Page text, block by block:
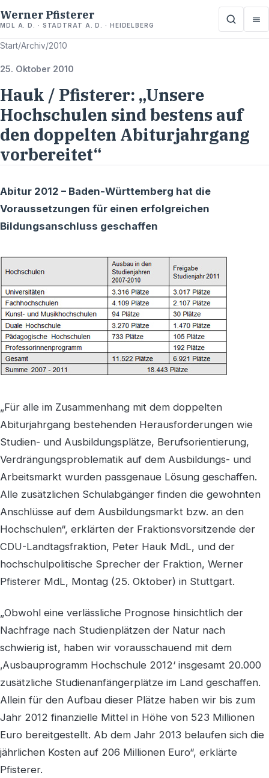
Werner Pfisterer
MDL A. D. · STADTRAT A. D. · HEIDELBERG
Start/Archiv/2010
25. Oktober 2010
Hauk / Pfisterer: „Unsere
Hochschulen sind bestens auf
den doppelten Abiturjahrgang
vorbereitet“
Abitur 2012 – Baden-Württemberg hat die
Voraussetzungen für einen erfolgreichen
Bildungsanschluss geschaffen
„Für alle im Zusammenhang mit dem doppelten
Abiturjahrgang bestehenden Herausforderungen wie
Studien- und Ausbildungsplätze, Berufsorientierung,
Verdrängungsproblematik auf dem Ausbildungs- und
Arbeitsmarkt wurden passgenaue Lösung geschaffen.
Alle zusätzlichen Schulabgänger finden die gewohnten
Anschlüsse auf dem Ausbildungsmarkt bzw. an den
Hochschulen“, erklärten der Fraktionsvorsitzende der
CDU-Landtagsfraktion, Peter Hauk MdL, und der
hochschulpolitische Sprecher der Fraktion, Werner
Pfisterer MdL, Montag (25. Oktober) in Stuttgart.
„Obwohl eine verlässliche Prognose hinsichtlich der
Nachfrage nach Studienplätzen der Natur nach
schwierig ist, haben wir vorausschauend mit dem
‚Ausbauprogramm Hochschule 2012‘ insgesamt 20.000
zusätzliche Studienanfängerplätze im Land geschaffen.
Allein für den Aufbau dieser Plätze haben wir bis zum
Jahr 2012 finanzielle Mittel in Höhe von 523 Millionen
Euro bereitgestellt. Ab dem Jahr 2013 belaufen sich die
jährlichen Kosten auf 206 Millionen Euro“, erklärte
Pfisterer.